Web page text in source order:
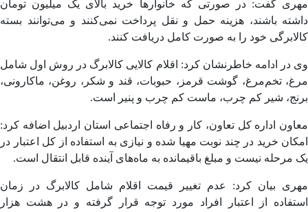
گفت: در صورتی که خانوارها خرید بالای یک میلیون تومان
باشند، هزینه حمل و نقل پرداخت نمی‌کنند و می‌توانند بسته
خود را به صورت کامل دریافت کنند.
در ادامه خاطرنشان کرد: اقلام کالایی کالابرگ در روش اول شامل
تخم‌مرغ، گوشت قرمز، حبوبات، قند و شکر، روغن، ماکارونی،
شیر کم چرب، ماست کم چرب و پنیر است.
اداره کل تعاون، کار و رفاه اجتماعی استان اردبیل اضافه کرد:
خرید در چند نوبت مهیا شده و نیازی به استفاده از کل اعتبار در
مرحله نیست و مبلغ باقیمانده به ماه‌های آینده قابل انتقال است.
بیان کرد: عدم تغییر قیمت اقلام شامل کالابرگ در زمان
از اعتبار افراد مورد توجه قرار گرفته و در هشت هزار